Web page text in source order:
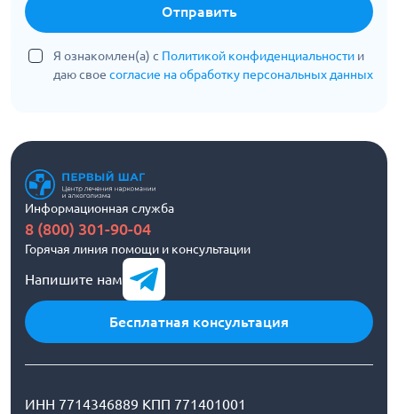
Отправить
Я ознакомлен(а) с Политикой конфиденциальности и
даю свое согласие на обработку персональных данных
Информационная служба
8 (800) 301-90-04
Горячая линия помощи и консультации
Напишите нам
Бесплатная консультация
ИНН 7714346889 КПП 771401001